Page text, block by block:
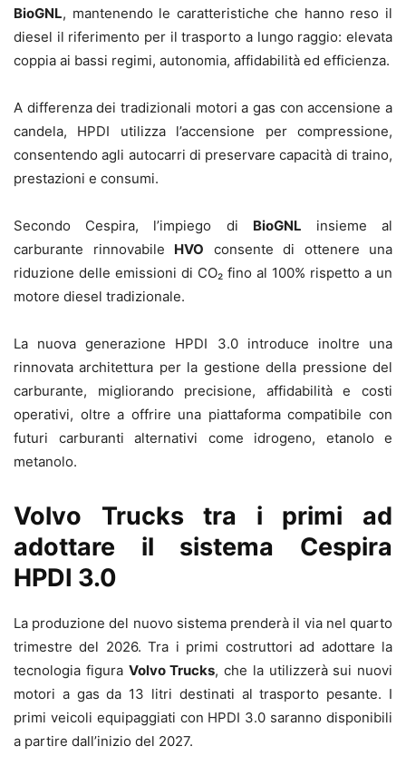
BioGNL, mantenendo le caratteristiche che hanno reso il
diesel il riferimento per il trasporto a lungo raggio: elevata
coppia ai bassi regimi, autonomia, affidabilità ed efficienza.
A differenza dei tradizionali motori a gas con accensione a
candela, HPDI utilizza l’accensione per compressione,
consentendo agli autocarri di preservare capacità di traino,
prestazioni e consumi.
Secondo Cespira, l’impiego di BioGNL insieme al
carburante rinnovabile HVO consente di ottenere una
riduzione delle emissioni di CO₂ fino al 100% rispetto a un
motore diesel tradizionale.
La nuova generazione HPDI 3.0 introduce inoltre una
rinnovata architettura per la gestione della pressione del
carburante, migliorando precisione, affidabilità e costi
operativi, oltre a offrire una piattaforma compatibile con
futuri carburanti alternativi come idrogeno, etanolo e
metanolo.
Volvo Trucks tra i primi ad
adottare il sistema Cespira
HPDI 3.0
La produzione del nuovo sistema prenderà il via nel quarto
trimestre del 2026. Tra i primi costruttori ad adottare la
tecnologia figura Volvo Trucks, che la utilizzerà sui nuovi
motori a gas da 13 litri destinati al trasporto pesante. I
primi veicoli equipaggiati con HPDI 3.0 saranno disponibili
a partire dall’inizio del 2027.